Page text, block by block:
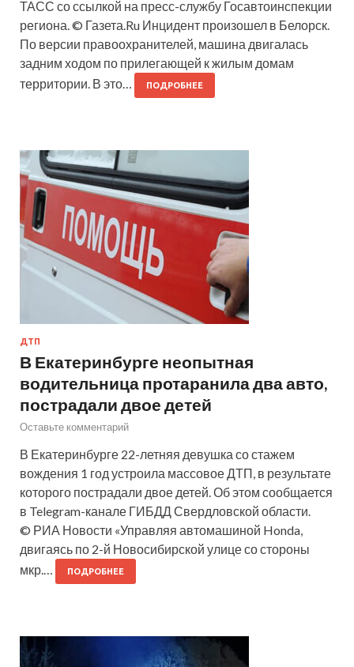
ТАСС со ссылкой на пресс-службу Госавтоинспекции
региона. © Газета.Ru Инцидент произошел в Белорск.
По версии правоохранителей, машина двигалась
задним ходом по прилегающей к жилым домам
территории. В это…
ПОДРОБНЕЕ
ДТП
В Екатеринбурге неопытная
водительница протаранила два авто,
пострадали двое детей
Оставьте комментарий
В Екатеринбурге 22-летняя девушка со стажем
вождения 1 год устроила массовое ДТП, в результате
которого пострадали двое детей. Об этом сообщается
в Telegram-канале ГИБДД Свердловской области.
© РИА Новости «Управляя автомашиной Honda,
двигаясь по 2-й Новосибирской улице со стороны
мкр.…
ПОДРОБНЕЕ